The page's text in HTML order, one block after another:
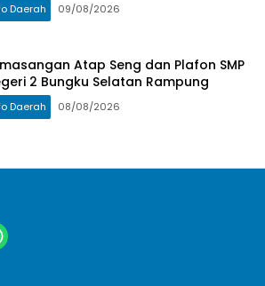
Daerah 09/08/2026
Atap Seng dan Plafon SMP
2 Bungku Selatan Rampung
Daerah 08/08/2026